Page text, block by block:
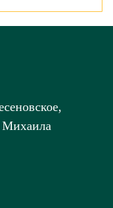
Михаила